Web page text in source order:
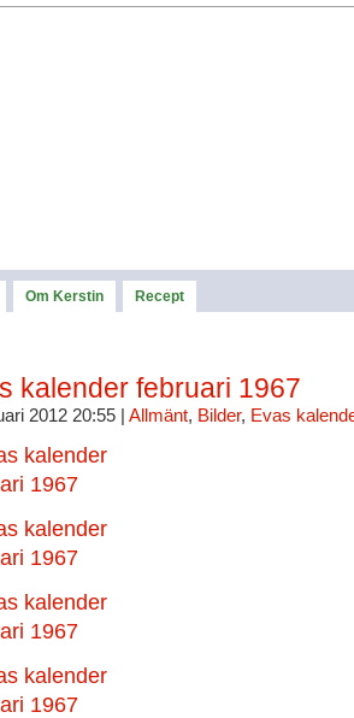
Om Kerstin Recept
kalender februari 1967
2012 20:55 | Allmänt, Bilder, Evas